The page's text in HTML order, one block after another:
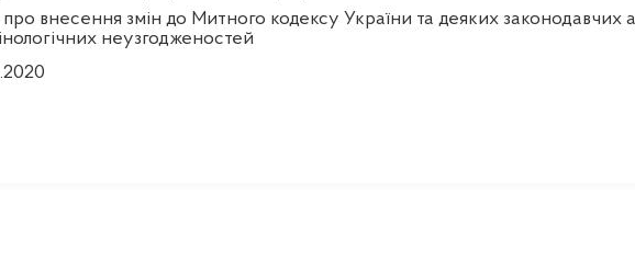
внесення змін до Митного кодексу України та деяких законодавчих
неузгодженостей